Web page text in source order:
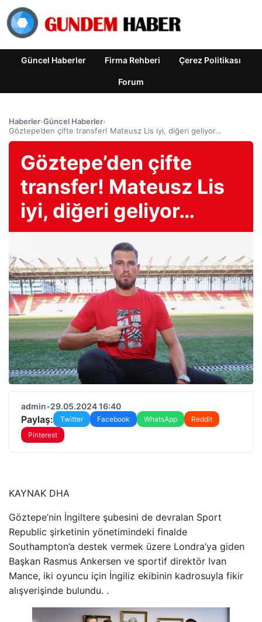
Güncel Haberler Firma Rehberi Çerez Politikası
Forum
Haberler›Güncel Haberler›
Göztepe’den çifte transfer! Mateusz Lis iyi, diğeri geliyor…
Göztepe’den çifte
transfer! Mateusz Lis
iyi, diğeri geliyor…
admin•29.05.2024 16:40
Paylaş: Twitter Facebook WhatsApp
Reddit
Pinterest
KAYNAK DHA
Göztepe’nin İngiltere şubesini de devralan Sport
Republic şirketinin yönetimindeki finalde
Southampton’a destek vermek üzere Londra’ya giden
Başkan Rasmus Ankersen ve sportif direktör Ivan
Mance, iki oyuncu için İngiliz ekibinin kadrosuyla fikir
alışverişinde bulundu. .